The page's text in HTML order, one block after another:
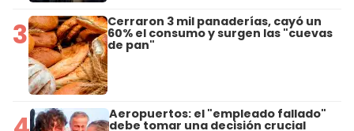
3 Cerraron 3 mil panaderías, cayó un
60% el consumo y surgen las "cuevas
de pan"
Aeropuertos: el "empleado fallado"
debe tomar una decisión crucial